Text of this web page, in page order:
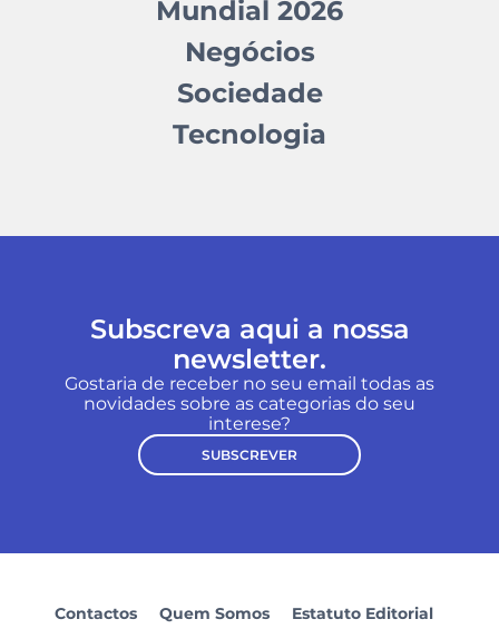
Mundial 2026
Negócios
Sociedade
Tecnologia
Subscreva aqui a nossa
newsletter.
Gostaria de receber no seu email todas as
novidades sobre as categorias do seu
interese?
SUBSCREVER
Contactos Quem Somos Estatuto Editorial